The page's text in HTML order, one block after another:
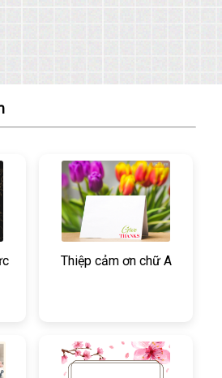
Thiệp cảm ơn chữ A